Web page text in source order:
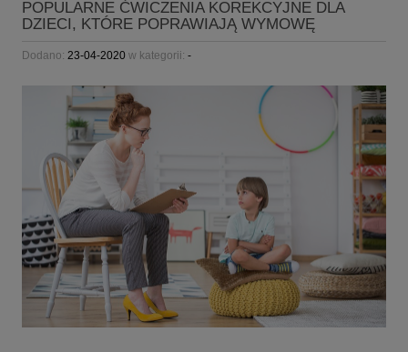
POPULARNE ĆWICZENIA KOREKCYJNE DLA
DZIECI, KTÓRE POPRAWIAJĄ WYMOWĘ
Dodano: 23-04-2020 w kategorii: -